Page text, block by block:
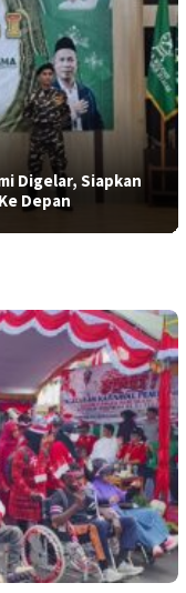
Digelar, Siapkan
Depan